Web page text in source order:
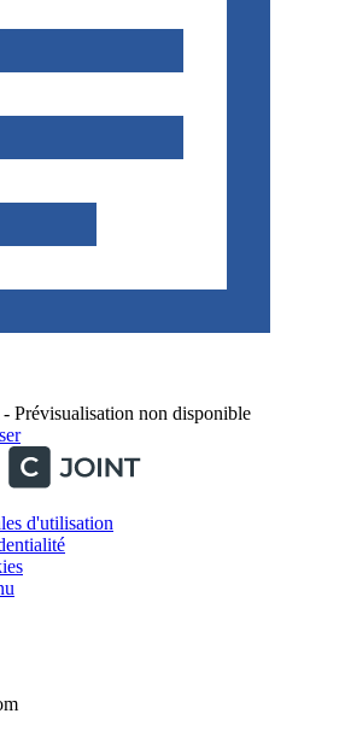
Prévisualisation non disponible
d'utilisation